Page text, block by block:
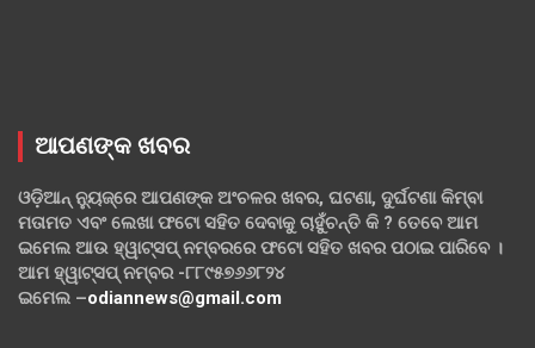
ଆପଣଙ୍କ ଖବର
ଓଡ଼ିଆନ୍ ନ୍ୟୁଜ୍‌ରେ ଆପଣଙ୍କ ଅଂଚଳର ଖବର, ଘଟଣା, ଦୁର୍ଘଟଣା କିମ୍ବା
ମତାମତ ଏବଂ ଲେଖା ଫଟୋ ସହିତ ଦେବାକୁ ଚାହୁଁଚନ୍ତି କି ? ତେବେ ଆମ
ଇମେଲ ଆଉ ହ୍ୱାଟ୍‌ସପ୍ ନମ୍ବରରେ ଫଟୋ ସହିତ ଖବର ପଠାଇ ପାରିବେ ।
ଆମ ହ୍ୱାଟ୍‌ସପ୍ ନମ୍ବର -୮୮୯୫୭୬୬୮୨୪
ଇମେଲ –odiannews@gmail.com